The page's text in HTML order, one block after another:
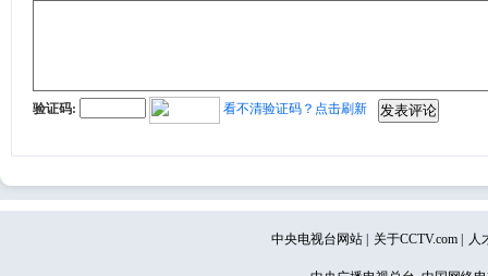
验证码: 看不清验证码？点击刷新
中央电视台网站 关于CCTV.com 人